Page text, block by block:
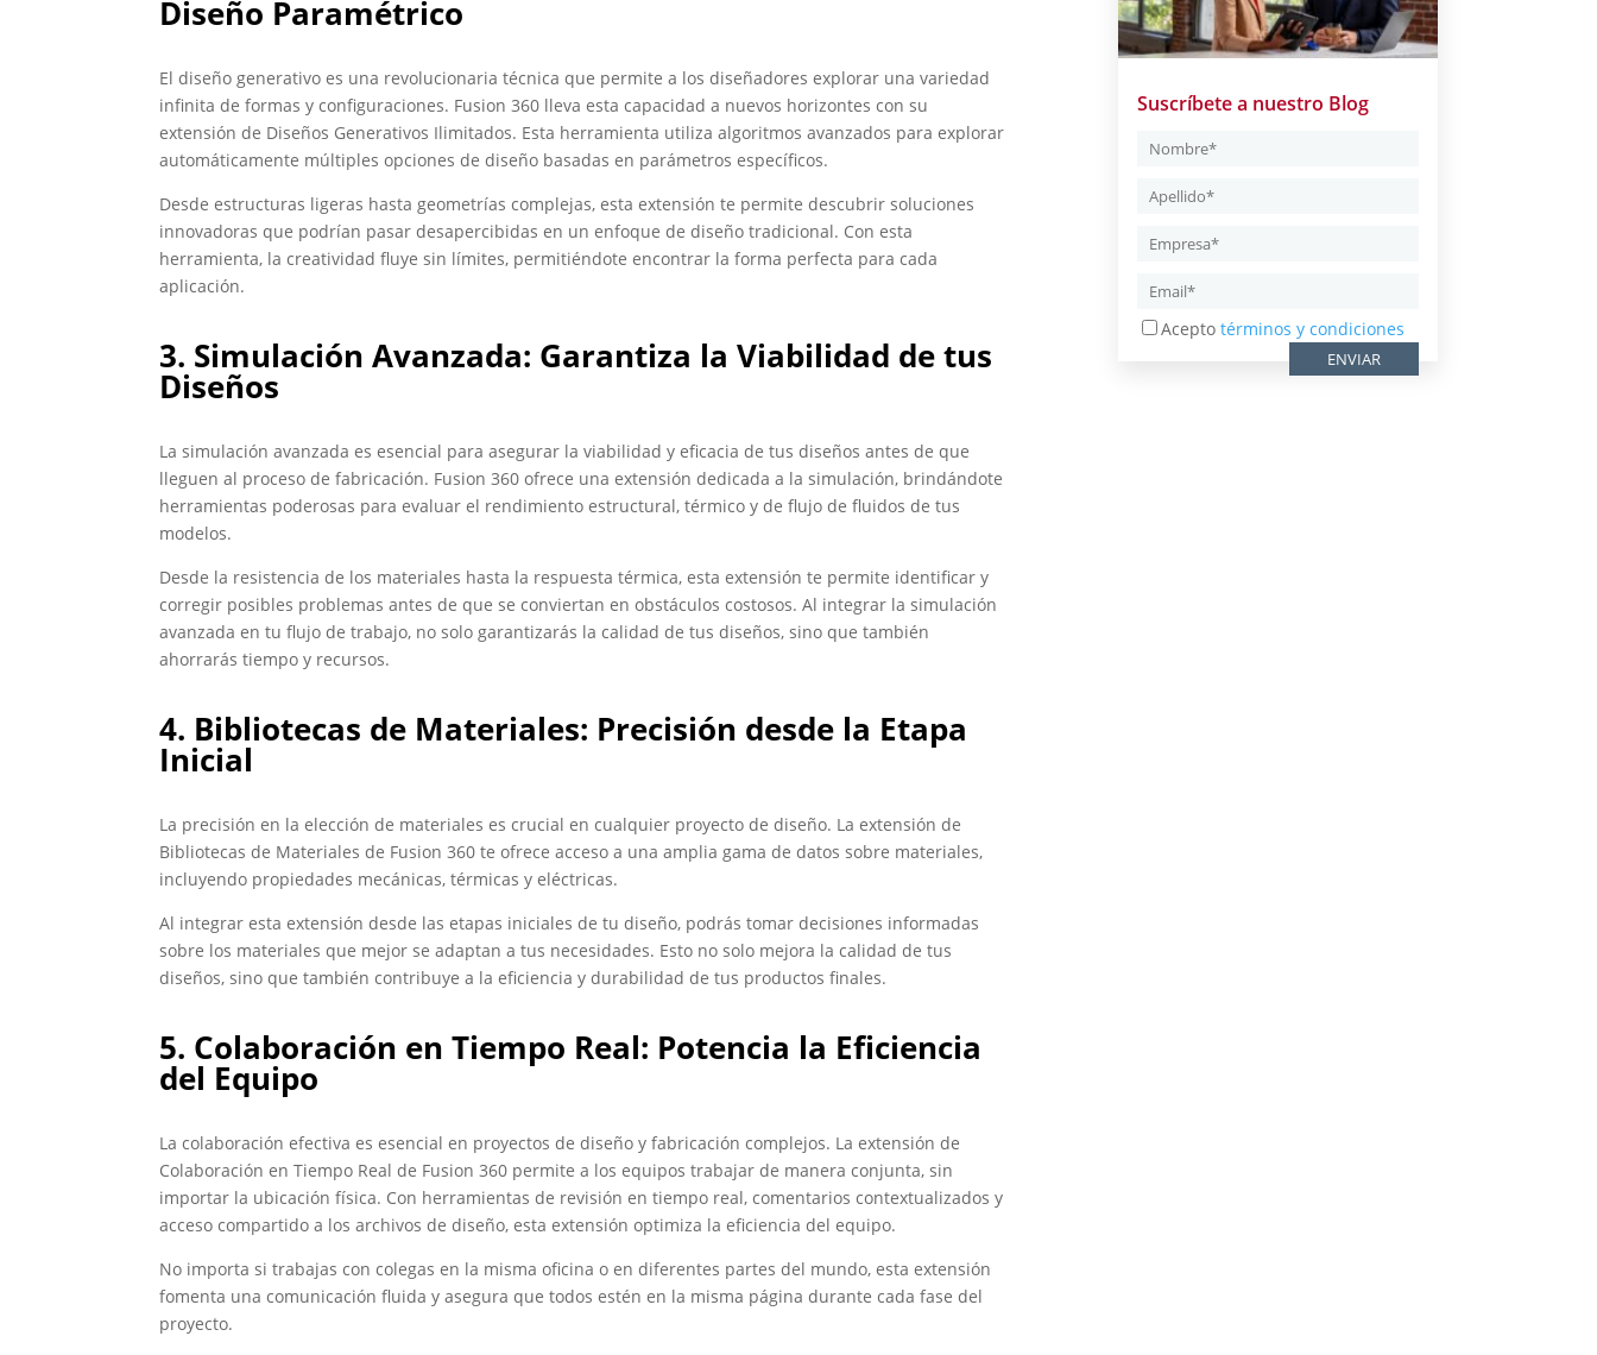
Diseño Paramétrico
El diseño generativo es una revolucionaria técnica que permite a los diseñadores explorar una variedad
infinita de formas y configuraciones. Fusion 360 lleva esta capacidad a nuevos horizontes con su
extensión de Diseños Generativos Ilimitados. Esta herramienta utiliza algoritmos avanzados para explorar
automáticamente múltiples opciones de diseño basadas en parámetros específicos.
Desde estructuras ligeras hasta geometrías complejas, esta extensión te permite descubrir soluciones
innovadoras que podrían pasar desapercibidas en un enfoque de diseño tradicional. Con esta
herramienta, la creatividad fluye sin límites, permitiéndote encontrar la forma perfecta para cada
aplicación.
3. Simulación Avanzada: Garantiza la Viabilidad de tus
Diseños
La simulación avanzada es esencial para asegurar la viabilidad y eficacia de tus diseños antes de que
lleguen al proceso de fabricación. Fusion 360 ofrece una extensión dedicada a la simulación, brindándote
herramientas poderosas para evaluar el rendimiento estructural, térmico y de flujo de fluidos de tus
modelos.
Desde la resistencia de los materiales hasta la respuesta térmica, esta extensión te permite identificar y
corregir posibles problemas antes de que se conviertan en obstáculos costosos. Al integrar la simulación
avanzada en tu flujo de trabajo, no solo garantizarás la calidad de tus diseños, sino que también
ahorrarás tiempo y recursos.
4. Bibliotecas de Materiales: Precisión desde la Etapa
Inicial
La precisión en la elección de materiales es crucial en cualquier proyecto de diseño. La extensión de
Bibliotecas de Materiales de Fusion 360 te ofrece acceso a una amplia gama de datos sobre materiales,
incluyendo propiedades mecánicas, térmicas y eléctricas.
Al integrar esta extensión desde las etapas iniciales de tu diseño, podrás tomar decisiones informadas
sobre los materiales que mejor se adaptan a tus necesidades. Esto no solo mejora la calidad de tus
diseños, sino que también contribuye a la eficiencia y durabilidad de tus productos finales.
5. Colaboración en Tiempo Real: Potencia la Eficiencia
del Equipo
La colaboración efectiva es esencial en proyectos de diseño y fabricación complejos. La extensión de
Colaboración en Tiempo Real de Fusion 360 permite a los equipos trabajar de manera conjunta, sin
importar la ubicación física. Con herramientas de revisión en tiempo real, comentarios contextualizados y
acceso compartido a los archivos de diseño, esta extensión optimiza la eficiencia del equipo.
No importa si trabajas con colegas en la misma oficina o en diferentes partes del mundo, esta extensión
fomenta una comunicación fluida y asegura que todos estén en la misma página durante cada fase del
proyecto.
Suscríbete a nuestro Blog
Acepto términos y condiciones